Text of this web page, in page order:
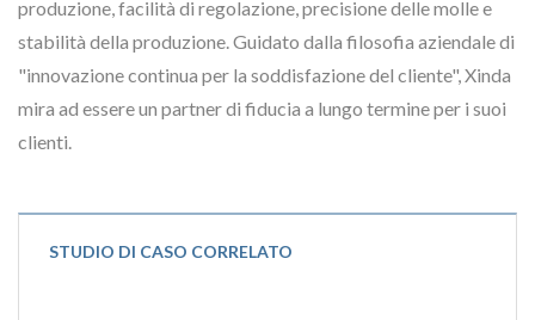
produzione, facilità di regolazione, precisione delle molle e
stabilità della produzione. Guidato dalla filosofia aziendale di
"innovazione continua per la soddisfazione del cliente", Xinda
mira ad essere un partner di fiducia a lungo termine per i suoi
clienti.
STUDIO DI CASO CORRELATO